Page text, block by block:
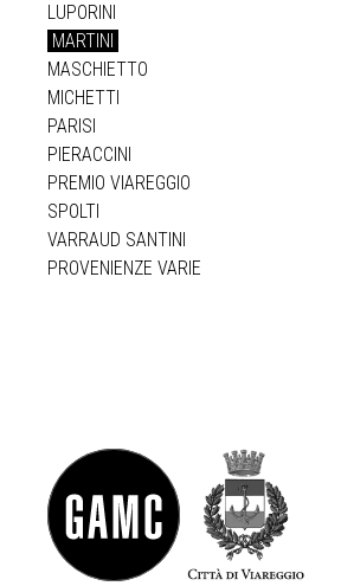
LUPORINI
MARTINI
MASCHIETTO
MICHETTI
PARISI
PIERACCINI
PREMIO VIAREGGIO
SPOLTI
VARRAUD SANTINI
PROVENIENZE VARIE